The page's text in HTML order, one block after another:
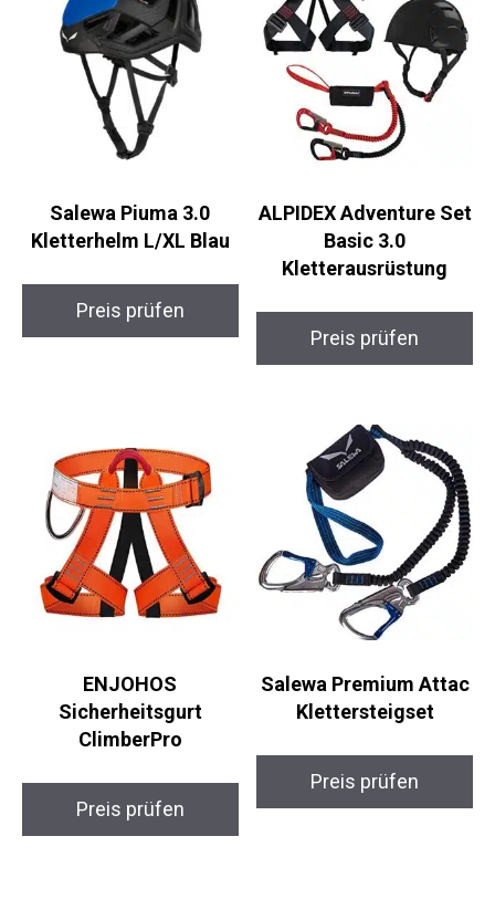
Salewa Piuma 3.0
Kletterhelm L/XL Blau
Preis prüfen
ALPIDEX Adventure
Set Basic 3.0
Kletterausrüstung
Preis prüfen
ENJOHOS
Sicherheitsgurt
ClimberPro
Preis prüfen
Salewa Premium
Attac Klettersteigset
Preis prüfen